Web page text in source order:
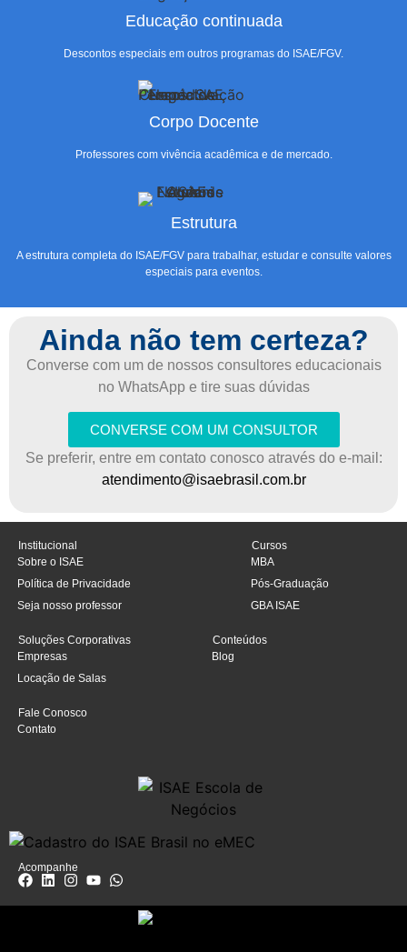
Educação continuada
Descontos especiais em outros programas do ISAE/FGV.
Corpo Docente
Professores com vivência acadêmica e de mercado.
Estrutura
A estrutura completa do ISAE/FGV para trabalhar, estudar e consulte valores
especiais para eventos.
Ainda não tem certeza?
Converse com um de nossos consultores educacionais
no WhatsApp e tire suas dúvidas
CONVERSE COM UM CONSULTOR
Se preferir, entre em contato conosco através do e-mail:
atendimento@isaebrasil.com.br
Institucional
Sobre o ISAE
Política de Privacidade
Seja nosso professor
Cursos
MBA
Pós-Graduação
GBA ISAE
Soluções Corporativas
Empresas
Locação de Salas
Conteúdos
Blog
Fale Conosco
Contato
Acompanhe